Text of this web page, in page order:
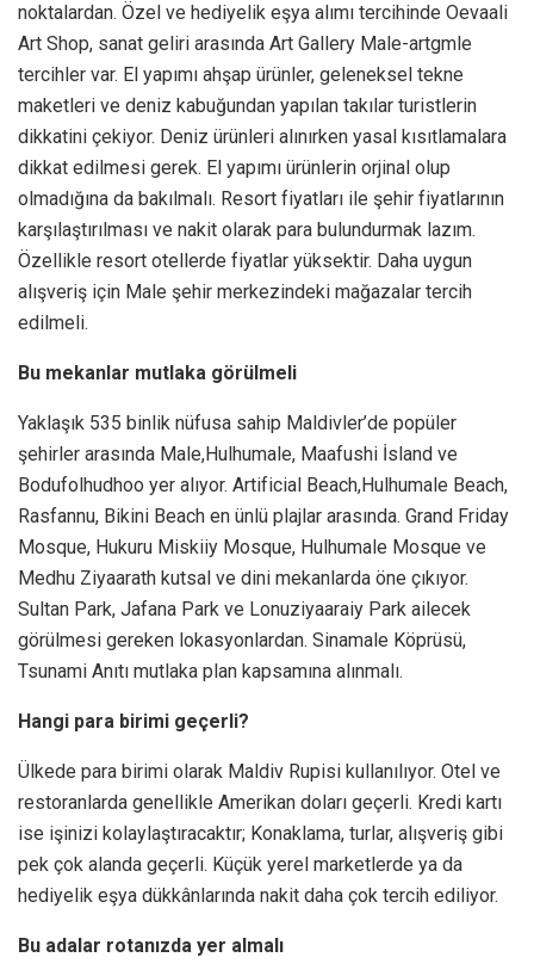
noktalardan. Özel ve hediyelik eşya alımı tercihinde Oevaali
Art Shop, sanat geliri arasında Art Gallery Male-artgmle
tercihler var. El yapımı ahşap ürünler, geleneksel tekne
maketleri ve deniz kabuğundan yapılan takılar turistlerin
dikkatini çekiyor. Deniz ürünleri alınırken yasal kısıtlamalara
dikkat edilmesi gerek. El yapımı ürünlerin orjinal olup
olmadığına da bakılmalı. Resort fiyatları ile şehir fiyatlarının
karşılaştırılması ve nakit olarak para bulundurmak lazım.
Özellikle resort otellerde fiyatlar yüksektir. Daha uygun
alışveriş için Male şehir merkezindeki mağazalar tercih
edilmeli.
Bu mekanlar mutlaka görülmeli
Yaklaşık 535 binlik nüfusa sahip Maldivler’de popüler
şehirler arasında Male,Hulhumale, Maafushi İsland ve
Bodufolhudhoo yer alıyor. Artificial Beach,Hulhumale Beach,
Rasfannu, Bikini Beach en ünlü plajlar arasında. Grand Friday
Mosque, Hukuru Miskiiy Mosque, Hulhumale Mosque ve
Medhu Ziyaarath kutsal ve dini mekanlarda öne çıkıyor.
Sultan Park, Jafana Park ve Lonuziyaaraiy Park ailecek
görülmesi gereken lokasyonlardan. Sinamale Köprüsü,
Tsunami Anıtı mutlaka plan kapsamına alınmalı.
Hangi para birimi geçerli?
Ülkede para birimi olarak Maldiv Rupisi kullanılıyor. Otel ve
restoranlarda genellikle Amerikan doları geçerli. Kredi kartı
ise işinizi kolaylaştıracaktır; Konaklama, turlar, alışveriş gibi
pek çok alanda geçerli. Küçük yerel marketlerde ya da
hediyelik eşya dükkânlarında nakit daha çok tercih ediliyor.
Bu adalar rotanızda yer almalı